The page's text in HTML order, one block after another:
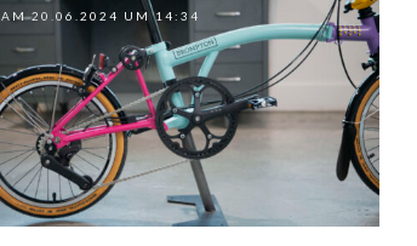
AM 20.06.2024 UM 14:34